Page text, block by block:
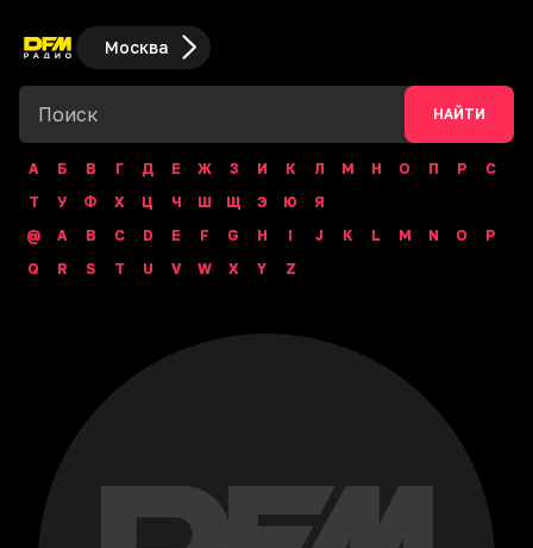
Москва
НАЙТИ
А Б В Г Д Е Ж З И К Л М Н О П Р
С
Т
У Ф Х Ц Ч Ш Щ Э Ю
Я
@
A B C D E F G H I J K L M N O
P
Q
R S T U V W X Y Z